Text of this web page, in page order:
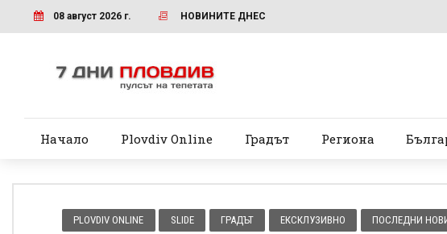
08 август 2026 г. НОВИНИТЕ ДНЕС
Начало Plovdiv Online Градът Региона
PLOVDIV ONLINE SLIDE ГРАДЪТ ЕКСКЛУЗИВНО ПОСЛЕДНИ